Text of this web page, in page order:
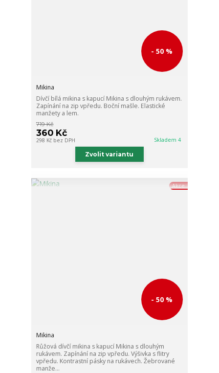
- 50 %
Mikina
Dívčí bílá mikina s kapucí Mikina s dlouhým rukávem.
Zapínání na zip vpředu. Boční mašle. Elastické
manžety a lem.
719 Kč
360 Kč
298 Kč bez DPH Skladem 4
Zvolit variantu
Akce
- 50 %
Mikina
Růžová dívčí mikina s kapucí Mikina s dlouhým
rukávem. Zapínání na zip vpředu. Výšivka s flitry
vpředu. Kontrastní pásky na rukávech. Žebrované
manže...